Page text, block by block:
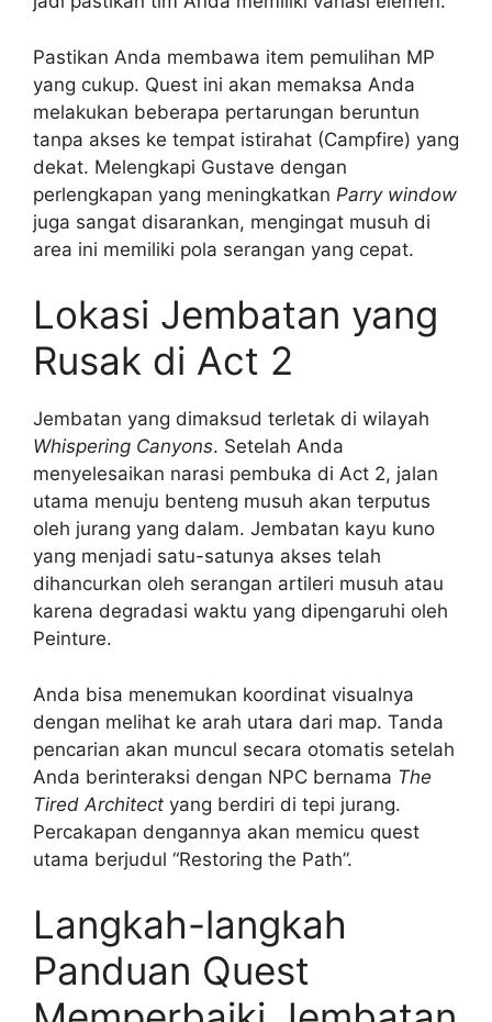
Pastikan Anda membawa item pemulihan MP
yang cukup. Quest ini akan memaksa Anda
melakukan beberapa pertarungan beruntun
tanpa akses ke tempat istirahat (Campfire) yang
dekat. Melengkapi Gustave dengan
perlengkapan yang meningkatkan Parry window
juga sangat disarankan, mengingat musuh di
area ini memiliki pola serangan yang cepat.
Lokasi Jembatan yang
Rusak di Act 2
Jembatan yang dimaksud terletak di wilayah
Whispering Canyons. Setelah Anda
menyelesaikan narasi pembuka di Act 2, jalan
utama menuju benteng musuh akan terputus
oleh jurang yang dalam. Jembatan kayu kuno
yang menjadi satu-satunya akses telah
dihancurkan oleh serangan artileri musuh atau
karena degradasi waktu yang dipengaruhi oleh
Peinture.
Anda bisa menemukan koordinat visualnya
dengan melihat ke arah utara dari map. Tanda
pencarian akan muncul secara otomatis setelah
Anda berinteraksi dengan NPC bernama The
Tired Architect yang berdiri di tepi jurang.
Percakapan dengannya akan memicu quest
utama berjudul “Restoring the Path”.
Langkah-langkah
Panduan Quest